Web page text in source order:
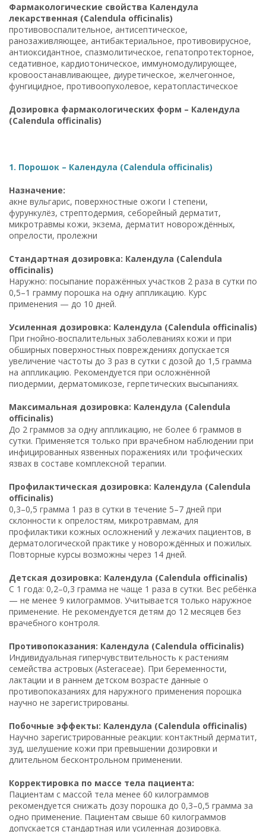
Фармакологические свойства Календула
лекарственная (Calendula officinalis)
противовоспалительное, антисептическое,
ранозаживляющее, антибактериальное, противовирусное,
антиоксидантное, спазмолитическое, гепатопротекторное,
седативное, кардиотоническое, иммуномодулирующее,
кровоостанавливающее, диуретическое, желчегонное,
фунгицидное, противоопухолевое, кератопластическое
Дозировка фармакологических форм – Календула
(Calendula officinalis)
1. Порошок – Календула (Calendula officinalis)
Назначение:
акне вульгарис, поверхностные ожоги I степени,
фурункулёз, стрептодермия, себорейный дерматит,
микротравмы кожи, экзема, дерматит новорождённых,
опрелости, пролежни
Стандартная дозировка: Календула (Calendula
officinalis)
Наружно: посыпание поражённых участков 2 раза в сутки по
0,5–1 грамму порошка на одну аппликацию. Курс
применения — до 10 дней.
Усиленная дозировка: Календула (Calendula officinalis)
При гнойно-воспалительных заболеваниях кожи и при
обширных поверхностных повреждениях допускается
увеличение частоты до 3 раз в сутки с дозой до 1,5 грамма
на аппликацию. Рекомендуется при осложнённой
пиодермии, дерматомикозе, герпетических высыпаниях.
Максимальная дозировка: Календула (Calendula
officinalis)
До 2 граммов за одну аппликацию, не более 6 граммов в
сутки. Применяется только при врачебном наблюдении при
инфицированных язвенных поражениях или трофических
язвах в составе комплексной терапии.
Профилактическая дозировка: Календула (Calendula
officinalis)
0,3–0,5 грамма 1 раз в сутки в течение 5–7 дней при
склонности к опрелостям, микротравмам, для
профилактики кожных осложнений у лежачих пациентов, в
дерматологической практике у новорождённых и пожилых.
Повторные курсы возможны через 14 дней.
Детская дозировка: Календула (Calendula officinalis)
С 1 года: 0,2–0,3 грамма не чаще 1 раза в сутки. Вес ребёнка
— не менее 9 килограммов. Учитывается только наружное
применение. Не рекомендуется детям до 12 месяцев без
врачебного контроля.
Противопоказания: Календула (Calendula officinalis)
Индивидуальная гиперчувствительность к растениям
семейства астровых (Asteraceae). При беременности,
лактации и в раннем детском возрасте данные о
противопоказаниях для наружного применения порошка
научно не зарегистрированы.
Побочные эффекты: Календула (Calendula officinalis)
Научно зарегистрированные реакции: контактный дерматит,
зуд, шелушение кожи при превышении дозировки и
длительном бесконтрольном применении.
Корректировка по массе тела пациента:
Пациентам с массой тела менее 60 килограммов
рекомендуется снижать дозу порошка до 0,3–0,5 грамма за
одно применение. Пациентам свыше 60 килограммов
допускается стандартная или усиленная дозировка.